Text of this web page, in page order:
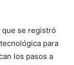
se registró
para
los pasos a